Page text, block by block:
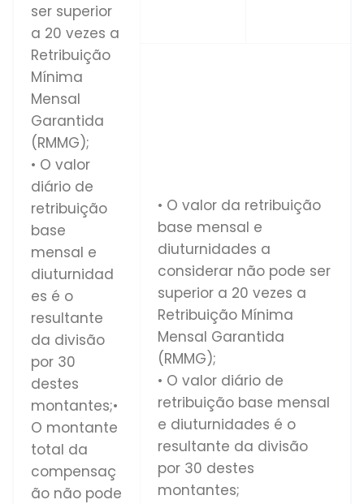
ser superior
a 20 vezes a
Retribuição
Mínima
Mensal
Garantida
(RMMG);
• O valor
diário de
retribuição
base
mensal e
diuturnidad
es é o
resultante
da divisão
por 30
destes
montantes;•
O montante
total da
compensaç
ão não pode
• O valor da retribuição
base mensal e
diuturnidades a
considerar não pode ser
superior a 20 vezes a
Retribuição Mínima
Mensal Garantida
(RMMG);
• O valor diário de
retribuição base mensal
e diuturnidades é o
resultante da divisão
por 30 destes
montantes;